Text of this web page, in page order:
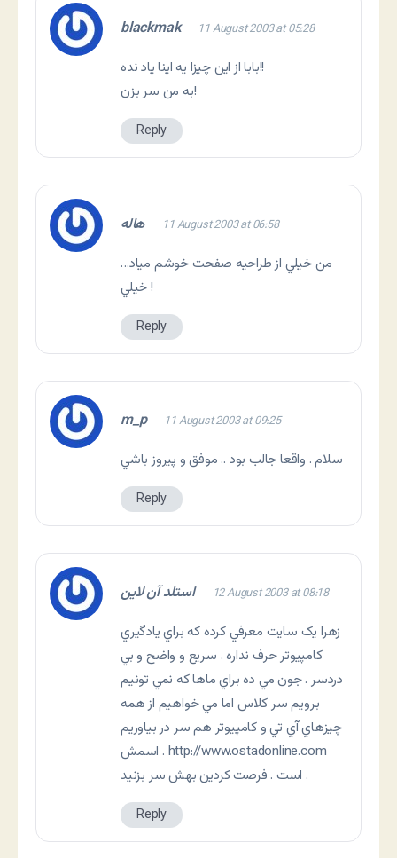
blackmak 11 August 2003 at 05:28
بابا از این چیزا یه اینا یاد نده!!
به من سر بزن!
Reply
هاله 11 August 2003 at 06:58
من خيلي از طراحيه صفحت خوشم مياد…
خيلي !
Reply
m_p 11 August 2003 at 09:25
سلام . واقعا جالب بود .. موفق و پيروز باشي
Reply
استلد آن لاين 12 August 2003 at 08:18
زهرا يک سايت معرفي کرده که براي يادگيري
کامپيوتر حرف نداره . سريع و واضح و بي
دردسر . جون مي ده براي ماها که نمي تونيم
برويم سر کلاس اما مي خواهيم از همه
چيزهاي آي تي و کامپيوتر هم سر در بياوريم
http://www.ostadonline.com
است . فرصت کردين بهش سر بزنيد .
Reply